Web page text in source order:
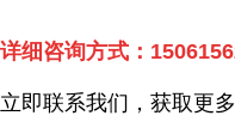
详细咨询方式：
立即联系我们，获取更